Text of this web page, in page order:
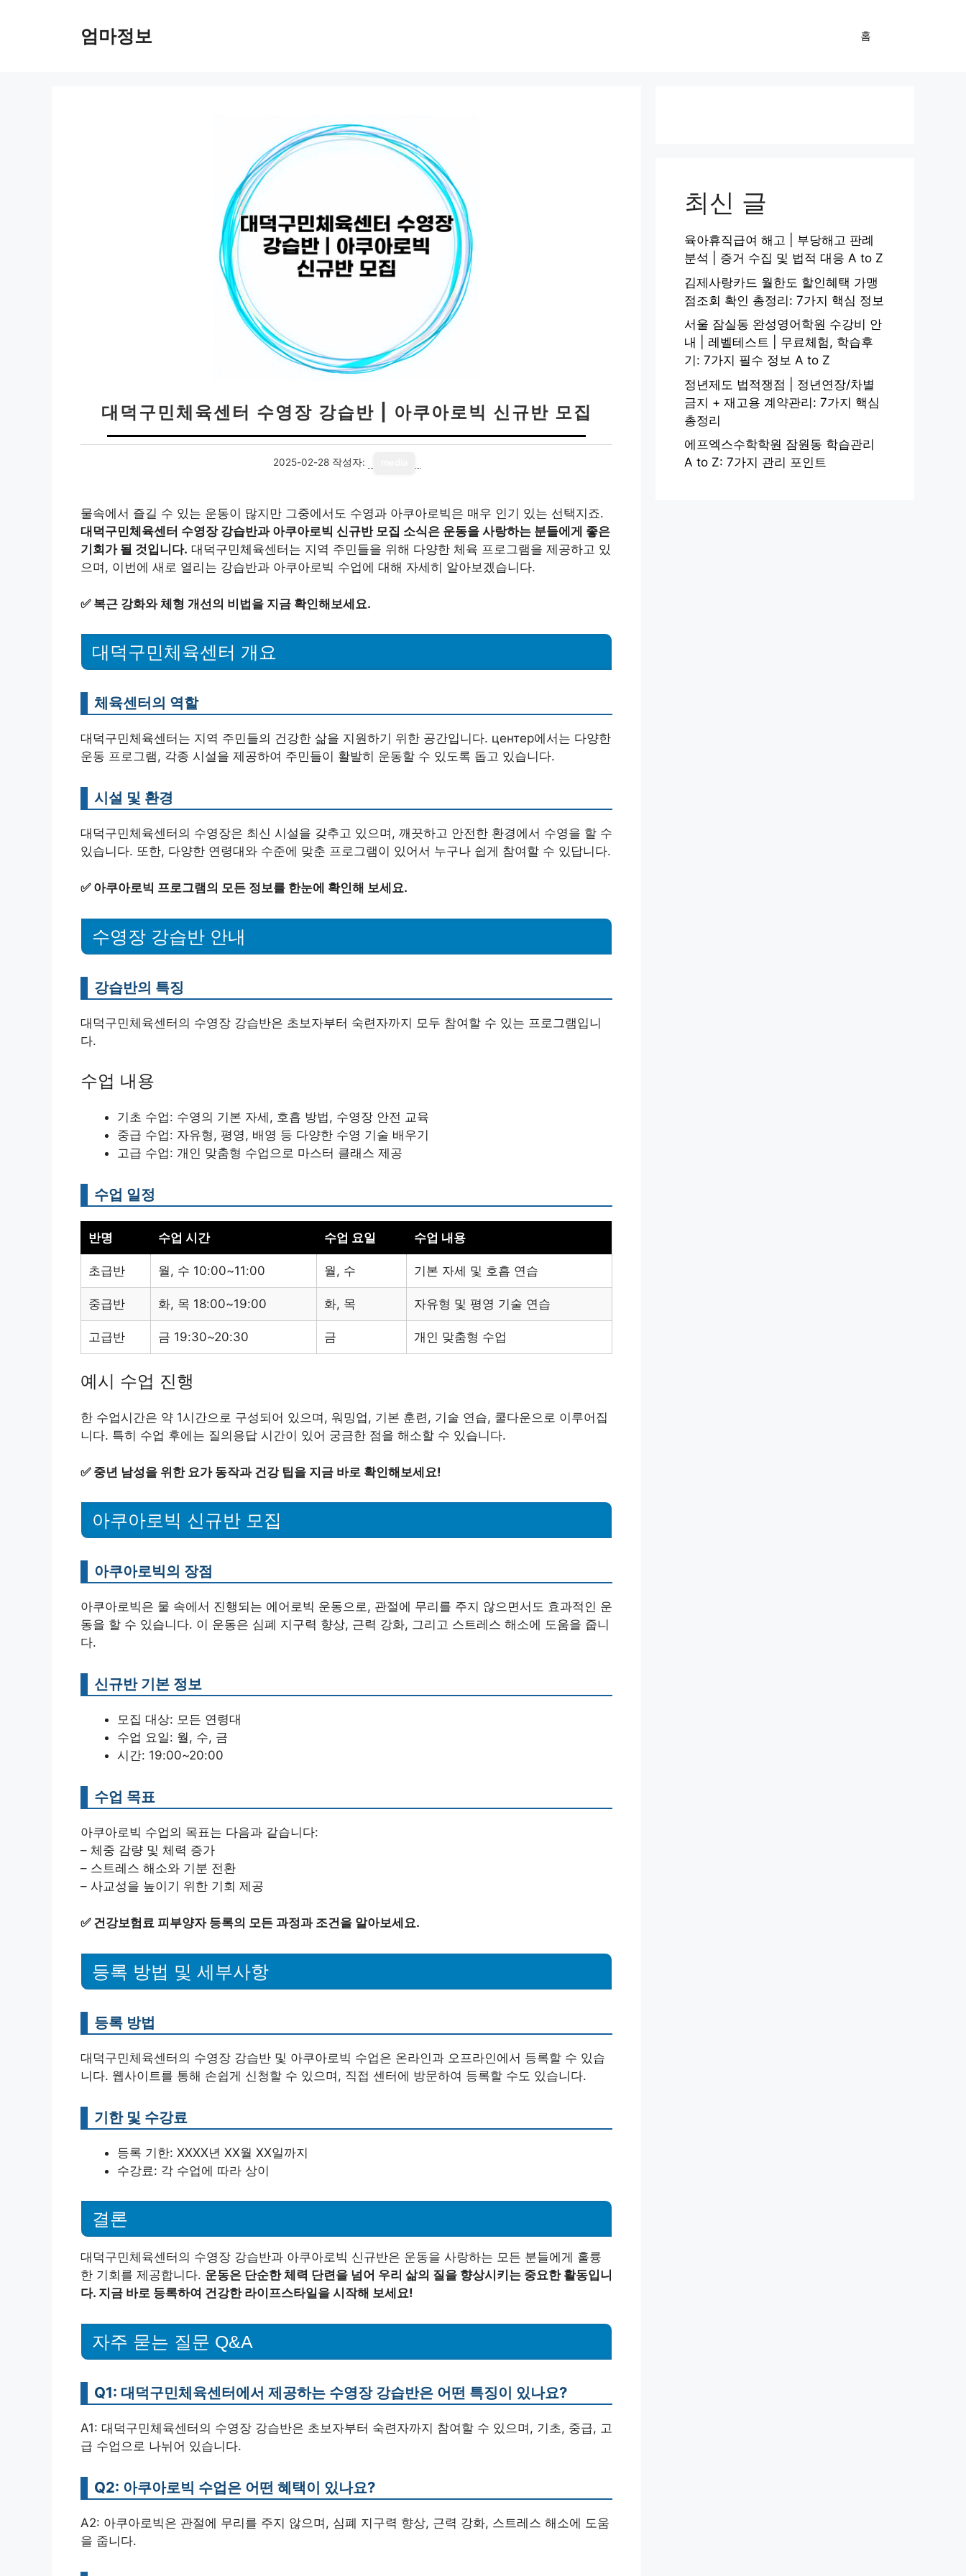
엄마정보 홈
대덕구민체육센터 수영장 강습반 | 아쿠아로빅 신규반 모집
2025-02-28 작성자:
물속에서 즐길 수 있는 운동이 많지만 그중에서도 수영과 아쿠아로빅은 매우 인기 있는 선택지죠.
대덕구민체육센터 수영장 강습반과 아쿠아로빅 신규반 모집 소식은 운동을 사랑하는 분들에게 좋은
기회가 될 것입니다. 대덕구민체육센터는 지역 주민들을 위해 다양한 체육 프로그램을 제공하고 있
으며, 이번에 새로 열리는 강습반과 아쿠아로빅 수업에 대해 자세히 알아보겠습니다.
✅ 복근 강화와 체형 개선의 비법을 지금 확인해보세요.
대덕구민체육센터 개요
체육센터의 역할
대덕구민체육센터는 지역 주민들의 건강한 삶을 지원하기 위한 공간입니다. центер에서는 다양한
운동 프로그램, 각종 시설을 제공하여 주민들이 활발히 운동할 수 있도록 돕고 있습니다.
시설 및 환경
대덕구민체육센터의 수영장은 최신 시설을 갖추고 있으며, 깨끗하고 안전한 환경에서 수영을 할 수
있습니다. 또한, 다양한 연령대와 수준에 맞춘 프로그램이 있어서 누구나 쉽게 참여할 수 있답니다.
✅ 아쿠아로빅 프로그램의 모든 정보를 한눈에 확인해 보세요.
수영장 강습반 안내
강습반의 특징
대덕구민체육센터의 수영장 강습반은 초보자부터 숙련자까지 모두 참여할 수 있는 프로그램입니
다.
수업 내용
기초 수업: 수영의 기본 자세, 호흡 방법, 수영장 안전 교육
중급 수업: 자유형, 평영, 배영 등 다양한 수영 기술 배우기
고급 수업: 개인 맞춤형 수업으로 마스터 클래스 제공
수업 일정
반명 수업 시간 수업 요일 수업 내용
초급반 월, 수 10:00~11:00 월, 수 기본 자세 및 호흡 연습
중급반 화, 목 18:00~19:00 화, 목 자유형 및 평영 기술 연습
고급반 금 19:30~20:30 금 개인 맞춤형 수업
예시 수업 진행
한 수업시간은 약 1시간으로 구성되어 있으며, 워밍업, 기본 훈련, 기술 연습, 쿨다운으로 이루어집
니다. 특히 수업 후에는 질의응답 시간이 있어 궁금한 점을 해소할 수 있습니다.
✅ 중년 남성을 위한 요가 동작과 건강 팁을 지금 바로 확인해보세요!
아쿠아로빅 신규반 모집
아쿠아로빅의 장점
아쿠아로빅은 물 속에서 진행되는 에어로빅 운동으로, 관절에 무리를 주지 않으면서도 효과적인 운
동을 할 수 있습니다. 이 운동은 심폐 지구력 향상, 근력 강화, 그리고 스트레스 해소에 도움을 줍니
다.
신규반 기본 정보
모집 대상: 모든 연령대
수업 요일: 월, 수, 금
시간: 19:00~20:00
수업 목표
아쿠아로빅 수업의 목표는 다음과 같습니다:
– 체중 감량 및 체력 증가
– 스트레스 해소와 기분 전환
– 사교성을 높이기 위한 기회 제공
✅ 건강보험료 피부양자 등록의 모든 과정과 조건을 알아보세요.
등록 방법 및 세부사항
등록 방법
대덕구민체육센터의 수영장 강습반 및 아쿠아로빅 수업은 온라인과 오프라인에서 등록할 수 있습
니다. 웹사이트를 통해 손쉽게 신청할 수 있으며, 직접 센터에 방문하여 등록할 수도 있습니다.
기한 및 수강료
등록 기한: XXXX년 XX월 XX일까지
수강료: 각 수업에 따라 상이
결론
대덕구민체육센터의 수영장 강습반과 아쿠아로빅 신규반은 운동을 사랑하는 모든 분들에게 훌륭
한 기회를 제공합니다. 운동은 단순한 체력 단련을 넘어 우리 삶의 질을 향상시키는 중요한 활동입니
다. 지금 바로 등록하여 건강한 라이프스타일을 시작해 보세요!
자주 묻는 질문 Q&A
Q1: 대덕구민체육센터에서 제공하는 수영장 강습반은 어떤 특징이 있나요?
A1: 대덕구민체육센터의 수영장 강습반은 초보자부터 숙련자까지 참여할 수 있으며, 기초, 중급, 고
급 수업으로 나뉘어 있습니다.
Q2: 아쿠아로빅 수업은 어떤 혜택이 있나요?
A2: 아쿠아로빅은 관절에 무리를 주지 않으며, 심폐 지구력 향상, 근력 강화, 스트레스 해소에 도움
을 줍니다.
최신 글
육아휴직급여 해고 | 부당해고 판례
분석 | 증거 수집 및 법적 대응 A to Z
김제사랑카드 월한도 할인혜택 가맹
점조회 확인 총정리: 7가지 핵심 정보
서울 잠실동 완성영어학원 수강비 안
내 | 레벨테스트 | 무료체험, 학습후
기: 7가지 필수 정보 A to Z
정년제도 법적쟁점 | 정년연장/차별
금지 + 재고용 계약관리: 7가지 핵심
총정리
에프엑스수학학원 잠원동 학습관리
A to Z: 7가지 관리 포인트